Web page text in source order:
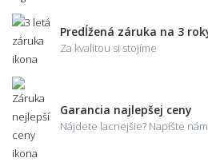
Predĺžená záruka na 3
Za kvalitou si stojíme
Garancia najlepšej ceny
Nájdete lacnejšie? Napíšte